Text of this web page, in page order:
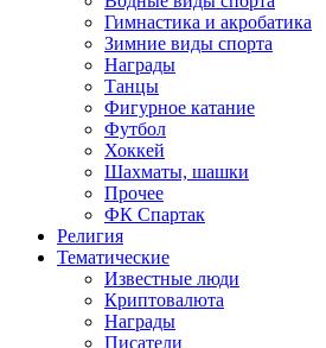
Гимнастика и акробатика
Зимние виды спорта
Награды
Танцы
Фигурное катание
Футбол
Хоккей
Шахматы, шашки
Прочее
ФК Спартак
Религия
Тематические
Известные люди
Криптовалюта
Награды
Писатели